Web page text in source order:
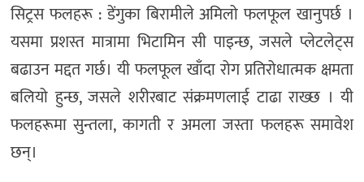
सिट्रस फलहरू : डेंगुका बिरामीले अमिलो फलफूल खानुपर्छ ।
यसमा प्रशस्त मात्रामा भिटामिन सी पाइन्छ, जसले प्लेटलेट्स
बढाउन मद्दत गर्छ। यी फलफूल खाँदा रोग प्रतिरोधात्मक क्षमता
बलियो हुन्छ, जसले शरीरबाट संक्रमणलाई टाढा राख्छ । यी
फलहरूमा सुन्तला, कागती र अमला जस्ता फलहरू समावेश
छन्।